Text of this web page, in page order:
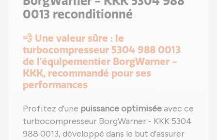
0013 reconditionné
💨 Une valeur sûre : le
turbocompresseur 5304 988 0013
de l'équipementier BorgWarner -
KKK, recommandé pour ses
performances
Profitez d'une puissance optimiséeavec ce
turbocompresseur BorgWarner - KKK 5304
988 0013, développé dans le but d'assurer